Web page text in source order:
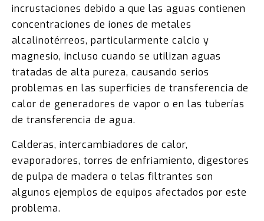
incrustaciones debido a que las aguas contienen
concentraciones de iones de metales
alcalinotérreos, particularmente calcio y
magnesio, incluso cuando se utilizan aguas
tratadas de alta pureza, causando serios
problemas en las superficies de transferencia de
calor de generadores de vapor o en las tuberías
de transferencia de agua.
Calderas, intercambiadores de calor,
evaporadores, torres de enfriamiento, digestores
de pulpa de madera o telas filtrantes son
algunos ejemplos de equipos afectados por este
problema.